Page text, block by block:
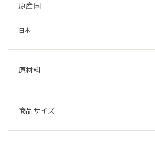
原産国
日本
原材料
商品サイズ